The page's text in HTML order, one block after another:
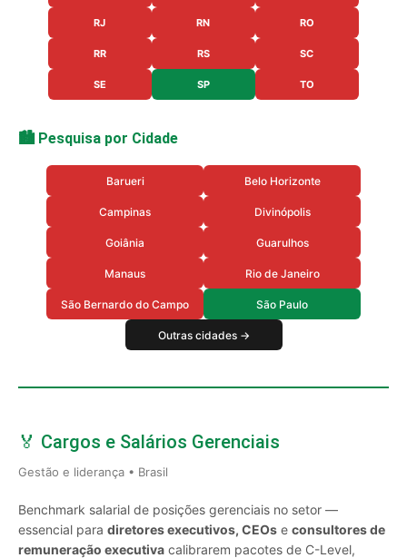
RJ RN RO
RR RS SC
SE SP TO
🏙️ Pesquisa por Cidade
Barueri Belo Horizonte
Campinas Divinópolis
Goiânia Guarulhos
Manaus Rio de Janeiro
São Bernardo do Campo São Paulo
Outras cidades →
🏅 Cargos e Salários Gerenciais
Gestão e liderança • Brasil
Benchmark salarial de posições gerenciais no setor —
essencial para diretores executivos, CEOs e consultores de
remuneração executiva calibrarem pacotes de C-Level,